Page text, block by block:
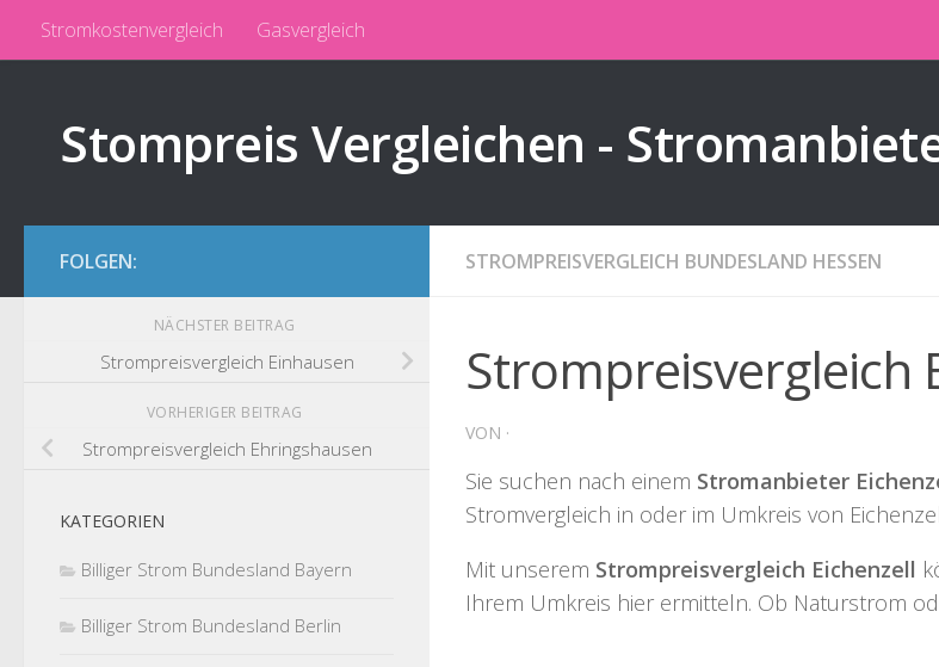
Zum Inhalt springen
Stromkostenvergleich Gasvergleich
Stompreis Vergleichen -
STROMPREISVERGLEICH BUNDESLAND HESSEN
Strompreisvergleich
VON ·
Sie suchen nach einem Stromanbieter
Stromvergleich in oder im Umkreis von
Mit unserem Strompreisvergleich Eichenzell
Ihrem Umkreis hier ermitteln. Ob Naturstrom
FOLGEN:
NÄCHSTER BEITRAG
Strompreisvergleich Einhausen
VORHERIGER BEITRAG
Strompreisvergleich Ehringshausen
KATEGORIEN
Billiger Strom Bundesland Bayern
Billiger Strom Bundesland Berlin